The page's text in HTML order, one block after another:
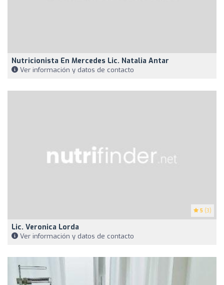
Nutricionista En Mercedes Lic. Natalia Antar
Ver información y datos de contacto
5 (3)
Lic. Veronica Lorda
Ver información y datos de contacto